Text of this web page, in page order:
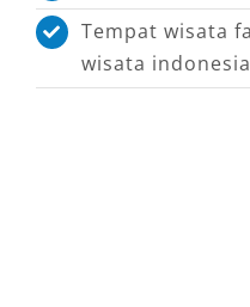
Tempat wisata
wisata indonesia